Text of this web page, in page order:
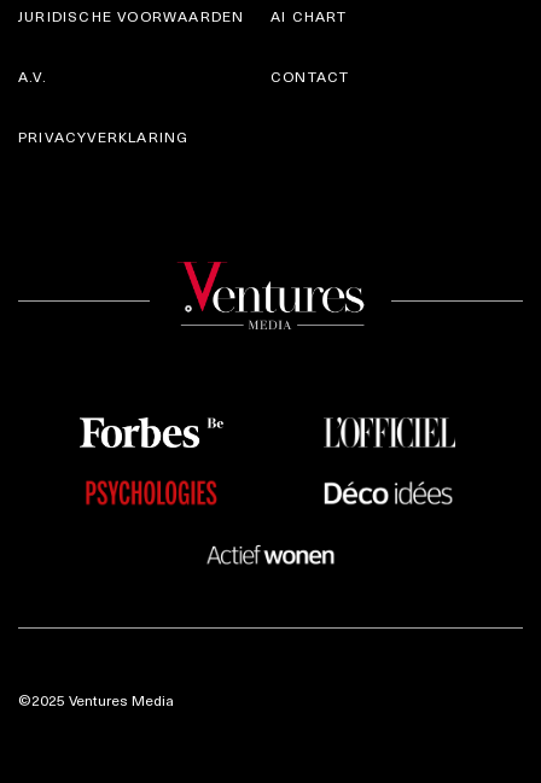
JURIDISCHE VOORWAARDEN
A.V.
AI CHART
CONTACT
PRIVACYVERKLARING
©2025 Ventures Media